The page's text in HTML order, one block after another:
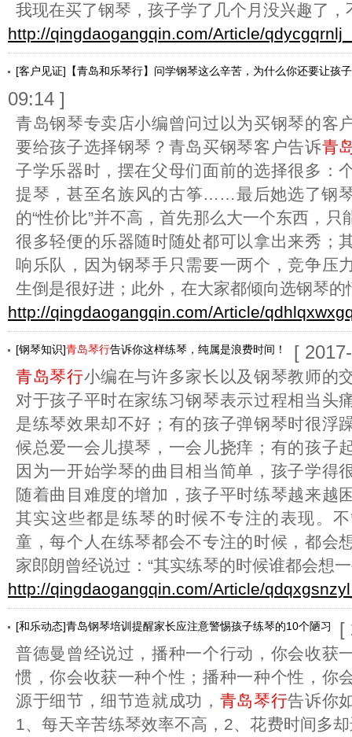
我现在买了钢琴，孩子学了几个月没兴趣了，
http://qingdaogangqin.com/Article/
[客户见证]【青岛和乐琴行】问学钢琴这么辛苦，为什么你还要让孩
09:14 ]
青岛钢琴专卖店小编曾问过以为买钢琴的客
要给孩子选择钢琴？青岛买钢琴客户告诉青
子学乐器时，摆在父母们面前的选择很多：
提琴，甚至名族风的古筝……最后她选了钢
的“性价比”并不高，首先那么大一个东西，只
很多轻便的乐器随时随处都可以拿出来秀；
响乐队，因为钢琴手只需要一两个，竞争压
生倒是很好进；此外，在大家都倾向选钢琴
http://qingdaogangqin.com/Article/
[钢琴知识]青岛琴行告诉你这样练琴，纯属是浪费时间！ [
青岛琴行小编在与许多家长以及钢琴教师的
对于孩子平时在家练习钢琴表示过程相当头
是练琴效果却不好；有的孩子弹钢琴时很浮
候总爱一会儿摸琴，一会儿挠痒；有的孩子
因为一开始学琴的曲目相当简单，孩子学得
随着曲目难度的增加，孩子平时练琴越来越
其实这些都是练琴的时候不专注的表现。
童，每个人在练琴都会不专注的时候，都会
家郎朗曾经说过：“其实练琴的时候谁都会想
http://qingdaogangqin.com/Article/
[和乐动态]青岛钢琴培训提醒家长应注意警惕孩子练琴的10个陋习 [
普德曼曾经说过，播种一个行动，你会收获
惯，你会收获一种个性；播种一种个性，你
源于细节，细节造就成功， 青岛琴行告诉你
1、每天辛苦练琴效率不高，2、花费时间多